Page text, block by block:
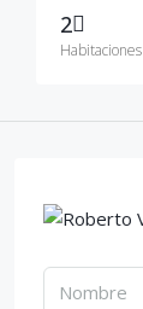
2
Habitaciones